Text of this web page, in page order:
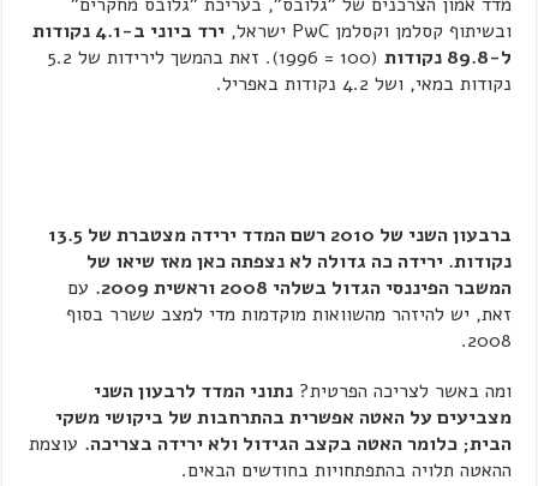
ובשיתוף קסלמן וקסלמן PwC ישראל,
ירד ביוני ב-4.1 נקודות
ל-89.8 נקודות
(100 = 1996). זאת בהמשך לירידות של 5.2
נקודות במאי, ושל 4.2 נקודות באפריל.
ברבעון השני של 2010 רשם המדד ירידה מצטברת של 13.5
נקודות. ירידה כה גדולה לא נצפתה כאן מאז שיאו של
המשבר הפיננסי הגדול בשלהי 2008 וראשית 2009.
עם
זאת, יש להיזהר מהשוואות מוקדמות מדי למצב ששרר בסוף
2008.
ומה באשר לצריכה הפרטית?נתוני המדד לרבעון השני
מצביעים על האטה אפשרית בהתרחבות של ביקושי משקי
הבית; כלומר האטה בקצב הגידול ולא ירידה בצריכה. עוצמת
ההאטה תלויה בהתפתחויות בחודשים הבאים.